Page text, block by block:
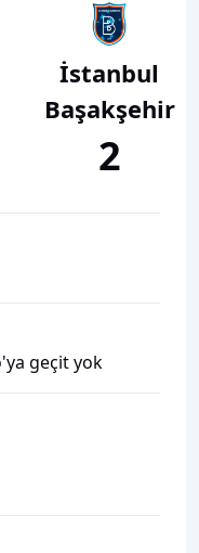
İstanbul
Başakşehir
2
geçit yok